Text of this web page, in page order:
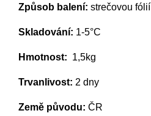
Způsob balení: strečovou fólií
Skladování: 1-5°C
Hmotnost: 1,5kg
Trvanlivost: 2 dny
Země původu: ČR